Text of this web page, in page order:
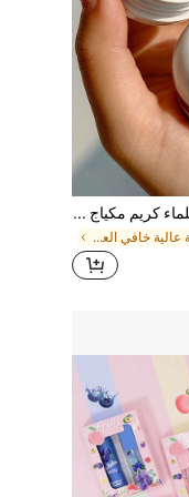
MAYCHEER متين ضد للماء كريم مكياج اخفاء العيوب , هدية طبيعي دسم بشرة نمش غطاء مكياج اخفاء العيوب
في تغطية عالية خافي العيوب